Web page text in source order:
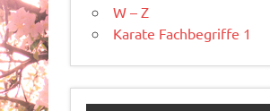
W – Z
Karate Fachbegriffe 1